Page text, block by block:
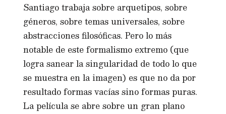
Santiago trabaja sobre arquetipos, sobre
géneros, sobre temas universales, sobre
abstracciones filosóficas. Pero lo más
notable de este formalismo extremo (que
logra sanear la singularidad de todo lo que
se muestra en la imagen) es que no da por
resultado formas vacías sino formas puras.
La película se abre sobre un gran plano